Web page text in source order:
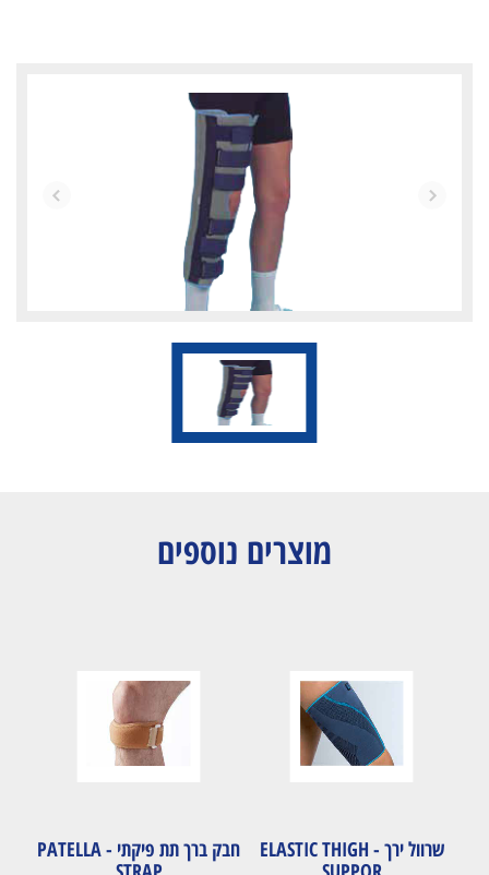
מוצרים נוספים
שרוול ירך - ELASTIC THIGH
חבק ברך תת פיקתי - PATELLA